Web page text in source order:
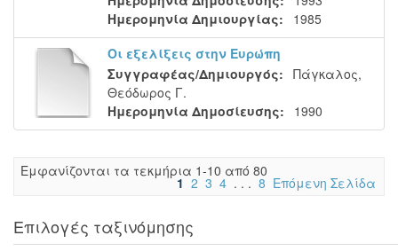
Ημερομηνία Δημιουργίας:
1985
Οι εξελίξεις στην Ευρώπη
Συγγραφέας/Δημιουργός: Πάγκαλος,
Θεόδωρος Γ.
Ημερομηνία Δημοσίευσης:
1990
Eμφανίζονται τα τεκμήρια 1-10 από 80
1 2 3 4 . . . 8 Επόμενη Σελίδα
Επιλογές ταξινόμησης